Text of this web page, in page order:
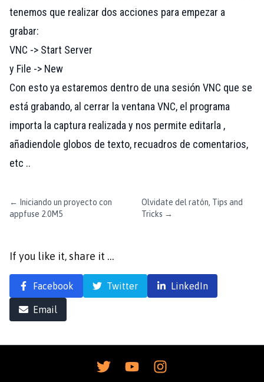
tenemos que realizar dos acciones para empezar a
grabar:
VNC -> Start Server
y File -> New
Con esto ya estaremos dentro de una sesión VNC que se
está grabando, al cerrar la ventana VNC, el programa
importa la captura realizada y nos permite editarla ,
añadiendole globos de texto, recuadros de comentarios,
etc ..
← Iniciando un proyecto con
appfuse 2.0M5
Olvidate del ratón, Tips and
Tricks →
If you like it, share it …
Facebook Twitter LinkedIn
Email